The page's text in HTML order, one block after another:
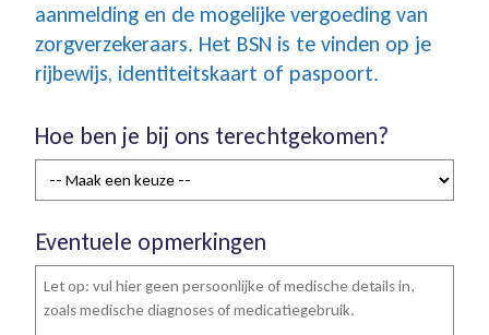
aanmelding en de mogelijke vergoeding van
zorgverzekeraars. Het BSN is te vinden op je
rijbewijs, identiteitskaart of paspoort.
Hoe ben je bij ons terechtgekomen?
Eventuele opmerkingen